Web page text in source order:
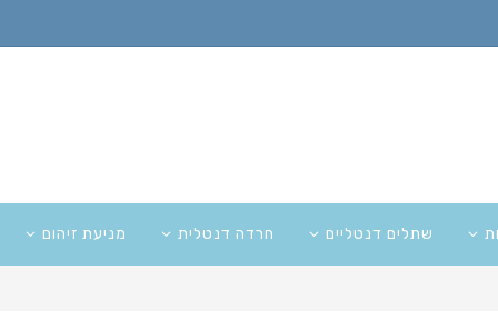
שתלים דנטליים חרדה דנטלית מניעת זיהום